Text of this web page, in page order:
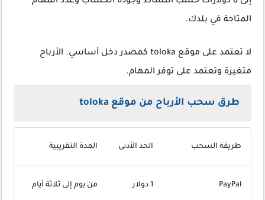
المتاحة في بلدك.
لا تعتمد على موقع toloka كمصدر دخل أساسي. الأرباح
متغيرة وتعتمد على توفر المهام.
طرق سحب الأرباح من موقع toloka
طريقة السحب الحد الأدنى المدة التقريبية
PayPal 1 دولار من يوم إلى ثلاثة أيام